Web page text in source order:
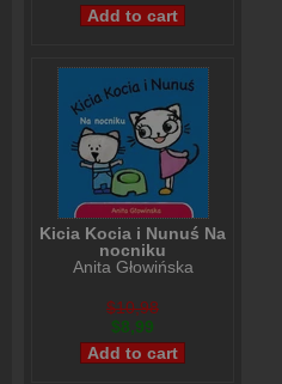
Kicia Kocia i Nunuś Na
nocniku
Anita Głowińska
$10,98
$8,99